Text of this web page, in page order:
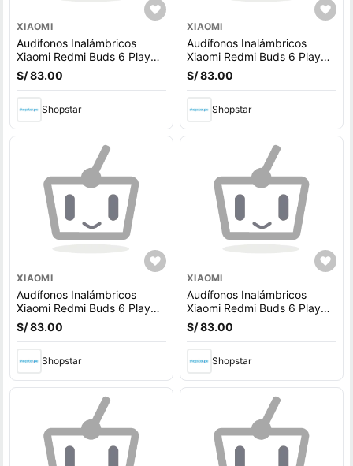
XIAOMI
Audífonos Inalámbricos
Xiaomi Redmi Buds 6 Play
Negro
S/ 83.00
Shopstar
XIAOMI
Audífonos Inalámbricos
Xiaomi Redmi Buds 6 Play
Rosa
S/ 83.00
Shopstar
XIAOMI
Audífonos Inalámbricos
Xiaomi Redmi Buds 6 Play
Azul
S/ 83.00
Shopstar
XIAOMI
Audífonos Inalámbricos
Xiaomi Redmi Buds 6 Play
Blanco
S/ 83.00
Shopstar